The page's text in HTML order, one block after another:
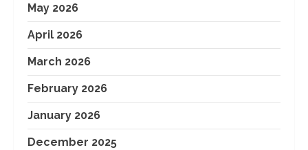
May 2026
April 2026
March 2026
February 2026
January 2026
December 2025